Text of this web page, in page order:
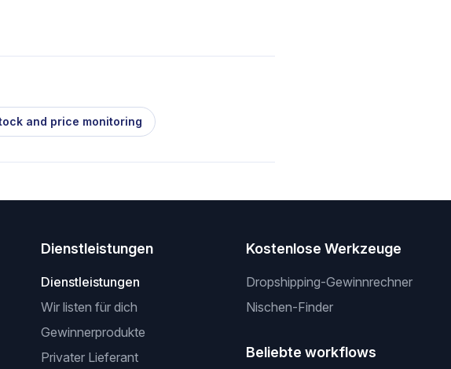
and price monitoring
Dienstleistungen
Dienstleistungen
Wir listen für dich
Gewinnerprodukte
Privater Lieferant
Kostenlose Werkzeuge
Dropshipping-Gewinnrechner
Nischen-Finder
Beliebte workflows